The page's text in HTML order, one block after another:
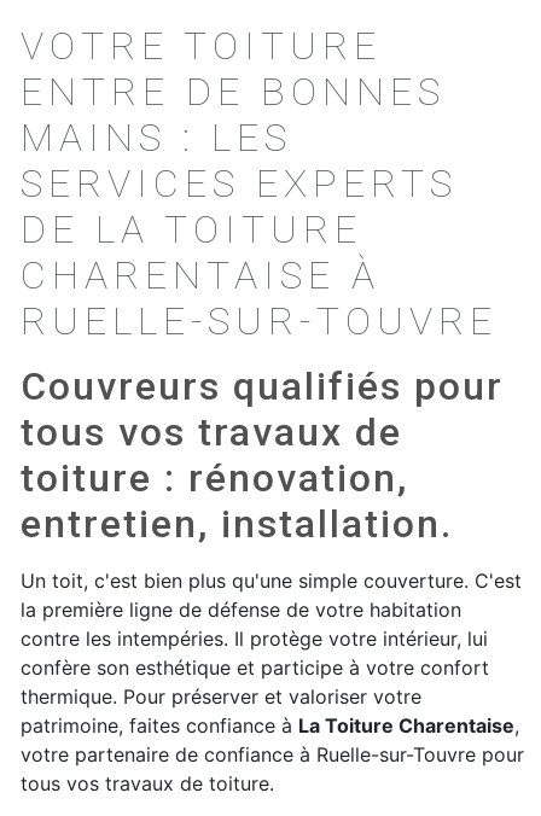
VOTRE TOITURE
ENTRE DE BONNES
MAINS : LES
SERVICES EXPERTS
DE LA TOITURE
CHARENTAISE À
RUELLE-SUR-TOUVRE
Couvreurs qualifiés pour
tous vos travaux de
toiture : rénovation,
entretien, installation.
Un toit, c'est bien plus qu'une simple couverture. C'est
la première ligne de défense de votre habitation
contre les intempéries. Il protège votre intérieur, lui
confère son esthétique et participe à votre confort
thermique. Pour préserver et valoriser votre
patrimoine, faites confiance à La Toiture Charentaise,
votre partenaire de confiance à Ruelle-sur-Touvre pour
tous vos travaux de toiture.